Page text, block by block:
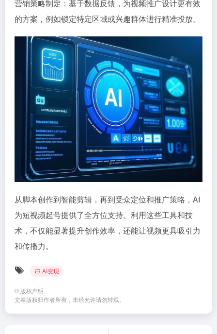
营销策略制定：基于数据反馈，为视频推广设计更有效
的方案，例如锁定特定区域或兴趣群体进行精准投放。
从脚本创作到智能剪辑，再到受众定位和推广策略，AI
为短视频起号提供了全方位支持。利用这些工具和技
术，不仅能显著提升创作效率，还能让视频更具吸引力
和传播力。
AI变现
© 版权声明
文章版权归作者所有，未经允许请勿转载。